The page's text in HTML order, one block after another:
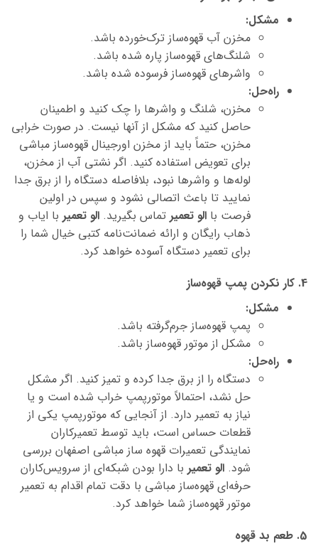
مشکل:
مخزن آب قهوه‌ساز ترک‌خورده باشد.
شلنگ‌های قهوه‌ساز پاره شده باشد.
واشرهای قهوه‌ساز فرسوده شده باشد.
راه‌حل:
مخزن، شلنگ و واشرها را چک کنید و اطمینان
حاصل کنید که مشکل از آنها نیست. در صورت خرابی
مخزن، حتماً باید از مخزن اورجینال قهوه‌ساز مباشی
برای تعویض استفاده کنید. اگر نشتی آب از مخزن،
لوله‌ها و واشرها نبود، بلافاصله دستگاه را از برق جدا
نمایید تا باعث اتصالی نشود و سپس در اولین
فرصت با الو تعمیر تماس بگیرید. الو تعمیر با ایاب و
ذهاب رایگان و ارائه ضمانت‌نامه کتبی خیال شما را
برای تعمیر دستگاه آسوده خواهد کرد.
4. کار نکردن پمپ قهوه‌ساز
مشکل:
پمپ قهوه‌ساز جرم‌گرفته باشد.
مشکل از موتور قهوه‌ساز باشد.
راه‌حل:
دستگاه را از برق جدا کرده و تمیز کنید. اگر مشکل
حل نشد، احتمالاً موتورپمپ خراب شده است و یا
نیاز به تعمیر دارد. از آنجایی که موتورپمپ یکی از
قطعات حساس است، باید توسط تعمیرکاران
نمایندگی تعمیرات قهوه ساز مباشی اصفهان بررسی
شود. الو تعمیر با دارا بودن شبکه‌ای از سرویس‌کاران
حرفه‌ای قهوه‌ساز مباشی با دقت تمام اقدام به تعمیر
موتور قهوه‌ساز شما خواهد کرد.
5. طعم بد قهوه